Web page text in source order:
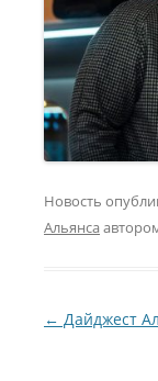
Новость
Альянса
Навигация по
← Дайджест